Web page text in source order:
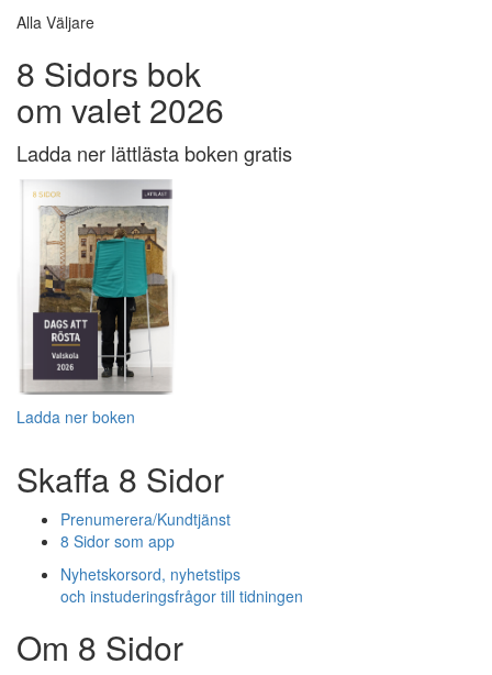
Alla Väljare
8 Sidors bok
om valet 2026
Ladda ner lättlästa boken gratis
Ladda ner boken
Skaffa 8 Sidor
Prenumerera/Kundtjänst
8 Sidor som app
Nyhetskorsord, nyhetstips
och instuderingsfrågor till tidningen
Om 8 Sidor